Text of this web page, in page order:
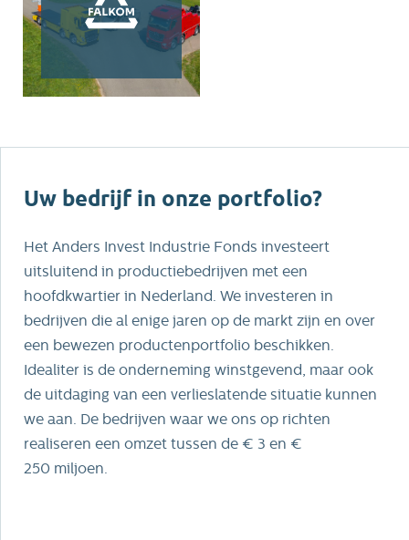
Uw bedrijf in onze portfolio?
Het Anders Invest Industrie Fonds investeert
uitsluitend in productiebedrijven met een
hoofdkwartier in Nederland. We investeren in
bedrijven die al enige jaren op de markt zijn en over
een bewezen productenportfolio beschikken.
Idealiter is de onderneming winstgevend, maar ook
de uitdaging van een verlieslatende situatie kunnen
we aan. De bedrijven waar we ons op richten
realiseren een omzet tussen de € 3 en €
250 miljoen.